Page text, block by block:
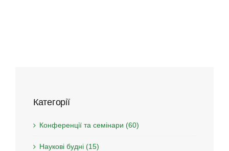
Категорії
Конференції та семінари (60)
Наукові будні (15)